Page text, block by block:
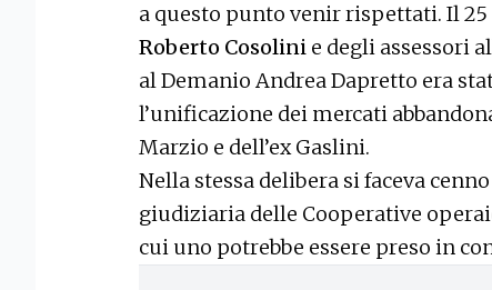
a questo punto venir rispettati. Il
Roberto Cosolini e degli assessori
al Demanio Andrea Dapretto era
l’unificazione dei mercati
Marzio e dell’ex Gaslini.
Nella stessa delibera si faceva
giudiziaria delle Cooperative
cui uno potrebbe essere preso in